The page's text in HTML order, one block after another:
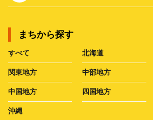
まちから探す
すべて 北海道
関東地方 中部地方
中国地方 四国地方
沖縄